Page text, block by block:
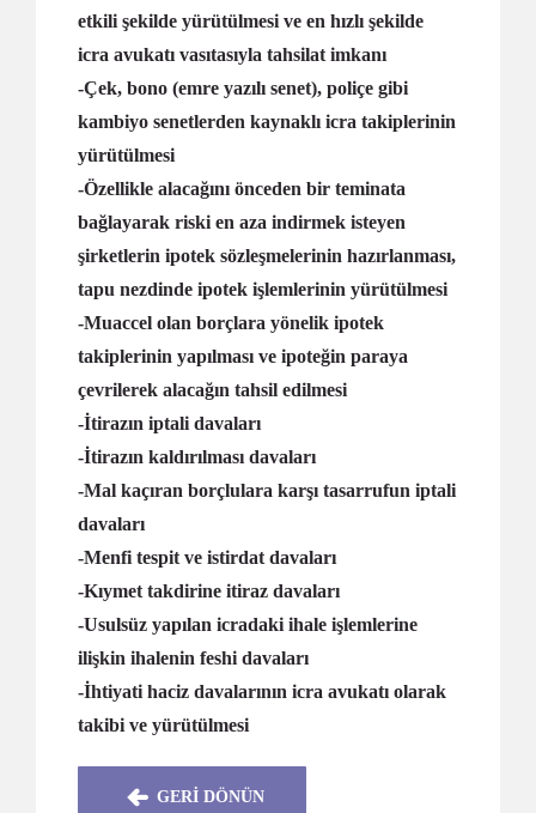
etkili şekilde yürütülmesi ve en hızlı şekilde
icra avukatı vasıtasıyla tahsilat imkanı
-Çek, bono (emre yazılı senet), poliçe gibi
kambiyo senetlerden kaynaklı icra takiplerinin
yürütülmesi
-Özellikle alacağını önceden bir teminata
bağlayarak riski en aza indirmek isteyen
şirketlerin ipotek sözleşmelerinin hazırlanması,
tapu nezdinde ipotek işlemlerinin yürütülmesi
-Muaccel olan borçlara yönelik ipotek
takiplerinin yapılması ve ipoteğin paraya
çevrilerek alacağın tahsil edilmesi
-İtirazın iptali davaları
-İtirazın kaldırılması davaları
-Mal kaçıran borçlulara karşı tasarrufun iptali
davaları
-Menfi tespit ve istirdat davaları
-Kıymet takdirine itiraz davaları
-Usulsüz yapılan icradaki ihale işlemlerine
ilişkin ihalenin feshi davaları
-İhtiyati haciz davalarının icra avukatı olarak
takibi ve yürütülmesi
GERİ DÖNÜN